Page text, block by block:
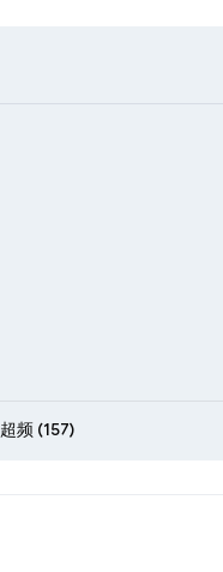
超频 (157)